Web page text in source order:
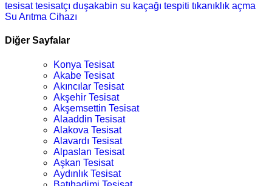
tesisattesisatçı duşakabin su kaçağı tespiti tıkanıklık açma
Su Arıtma Cihazı
Diğer Sayfalar
Konya Tesisat
Akabe Tesisat
Akıncılar Tesisat
Akşehir Tesisat
Akşemsettin Tesisat
Alaaddin Tesisat
Alakova Tesisat
Alavardı Tesisat
Alpaslan Tesisat
Aşkan Tesisat
Aydınlık Tesisat